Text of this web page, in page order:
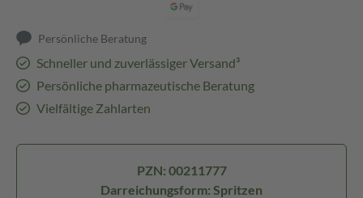
Persönliche Beratung
Schneller und zuverlässiger Versand³
Persönliche pharmazeutische Beratung
Vielfältige Zahlarten
PZN: 00211777
Darreichungsform: Spritzen